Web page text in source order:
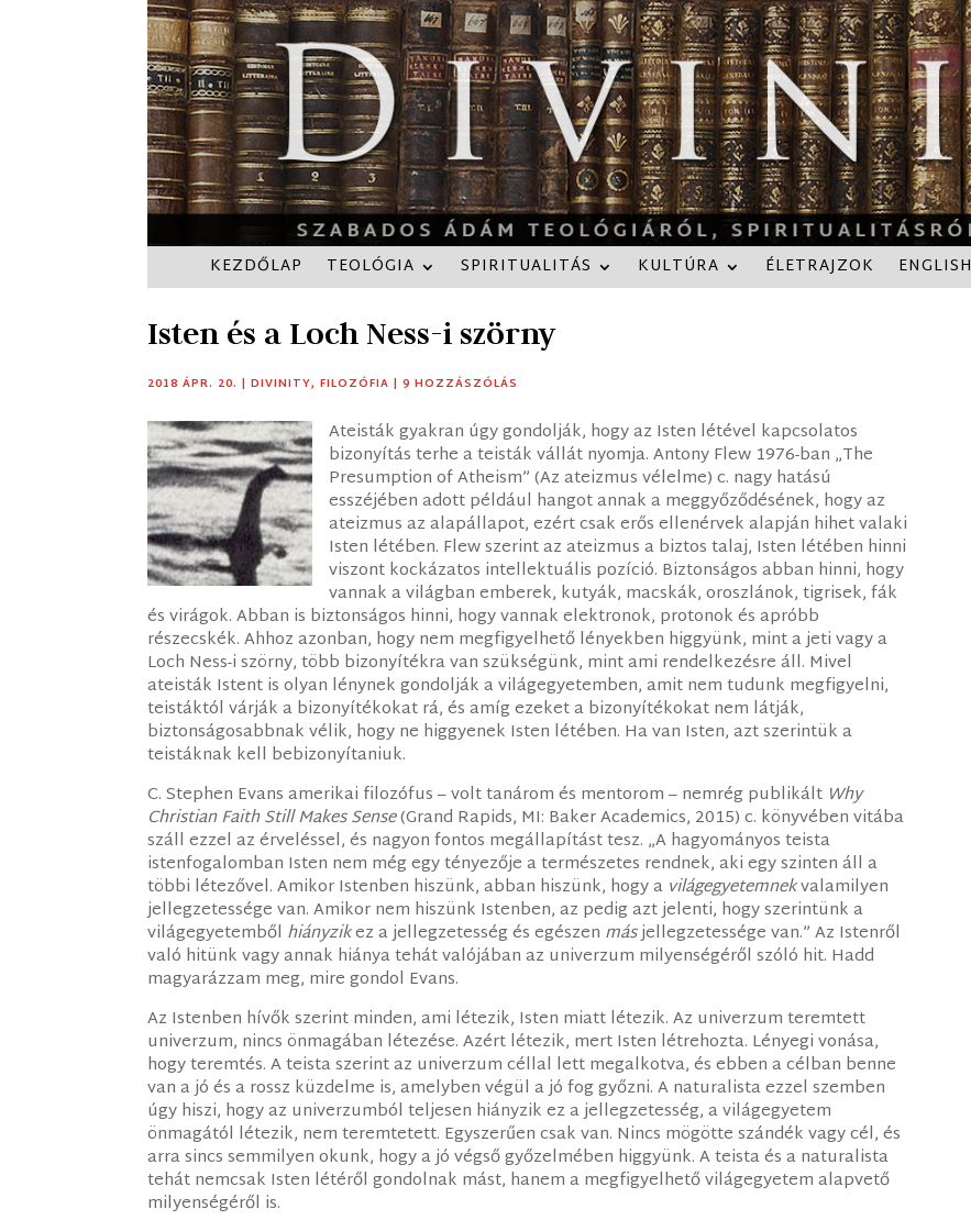
KEZDŐLAP TEOLÓGIA SPIRITUALITÁS KULTÚRA ÉLETRAJZOK ENGLISH
Isten és a Loch Ness-i szörny
2018 ÁPR. 20. |DIVINITY,FILOZÓFIA |9 HOZZÁSZÓLÁS
Ateisták gyakran úgy gondolják, hogy az Isten létével kapcsolatos
bizonyítás terhe a teisták vállát nyomja. Antony Flew 1976-ban „The
Presumption of Atheism” (Az ateizmus vélelme) c. nagy hatású
esszéjében adott például hangot annak a meggyőződésének, hogy az
ateizmus az alapállapot, ezért csak erős ellenérvek alapján hihet valaki
Isten létében. Flew szerint az ateizmus a biztos talaj, Isten létében hinni
viszont kockázatos intellektuális pozíció. Biztonságos abban hinni, hogy
vannak a világban emberek, kutyák, macskák, oroszlánok, tigrisek, fák
és virágok. Abban is biztonságos hinni, hogy vannak elektronok, protonok és apróbb
részecskék. Ahhoz azonban, hogy nem megfigyelhető lényekben higgyünk, mint a jeti vagy a
Loch Ness-i szörny, több bizonyítékra van szükségünk, mint ami rendelkezésre áll. Mivel
ateisták Istent is olyan lénynek gondolják a világegyetemben, amit nem tudunk megfigyelni,
teistáktól várják a bizonyítékokat rá, és amíg ezeket a bizonyítékokat nem látják,
biztonságosabbnak vélik, hogy ne higgyenek Isten létében. Ha van Isten, azt szerintük a
teistáknak kell bebizonyítaniuk.
C. Stephen Evans amerikai filozófus – volt tanárom és mentorom – nemrég publikált Why
Christian Faith Still Makes Sense(Grand Rapids, MI: Baker Academics, 2015) c. könyvében vitába
száll ezzel az érveléssel, és nagyon fontos megállapítást tesz. „A hagyományos teista
istenfogalomban Isten nem még egy tényezője a természetes rendnek, aki egy szinten áll a
többi létezővel. Amikor Istenben hiszünk, abban hiszünk, hogy a világegyetemnekvalamilyen
jellegzetessége van. Amikor nem hiszünk Istenben, az pedig azt jelenti, hogy szerintünk a
világegyetemből hiányzikez a jellegzetesség és egészen másjellegzetessége van.” Az Istenről
való hitünk vagy annak hiánya tehát valójában az univerzum milyenségéről szóló hit. Hadd
magyarázzam meg, mire gondol Evans.
Az Istenben hívők szerint minden, ami létezik, Isten miatt létezik. Az univerzum teremtett
univerzum, nincs önmagában létezése. Azért létezik, mert Isten létrehozta. Lényegi vonása,
hogy teremtés. A teista szerint az univerzum céllal lett megalkotva, és ebben a célban benne
van a jó és a rossz küzdelme is, amelyben végül a jó fog győzni. A naturalista ezzel szemben
úgy hiszi, hogy az univerzumból teljesen hiányzik ez a jellegzetesség, a világegyetem
önmagától létezik, nem teremtetett. Egyszerűen csak van. Nincs mögötte szándék vagy cél, és
arra sincs semmilyen okunk, hogy a jó végső győzelmében higgyünk. A teista és a naturalista
tehát nemcsak Isten létéről gondolnak mást, hanem a megfigyelhető világegyetem alapvető
milyenségéről is.